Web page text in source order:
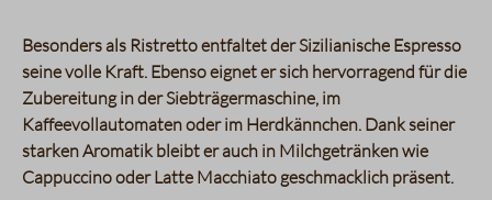
Besonders als Ristretto entfaltet der Sizilianische Espresso
seine volle Kraft. Ebenso eignet er sich hervorragend für die
Zubereitung in der Siebträgermaschine, im
Kaffeevollautomaten oder im Herdkännchen. Dank seiner
starken Aromatik bleibt er auch in Milchgetränken wie
Cappuccino oder Latte Macchiato geschmacklich präsent.